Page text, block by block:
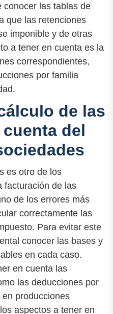
conocer las tablas de
que las retenciones
imponible y de otras
a tener en cuenta es la
correspondientes,
por familia
de las
del
es otro de los
facturación de las
de los errores más
correctamente las
Para evitar este
conocer las bases y
en cada caso.
en cuenta las
las deducciones por
producciones
aspectos a tener en